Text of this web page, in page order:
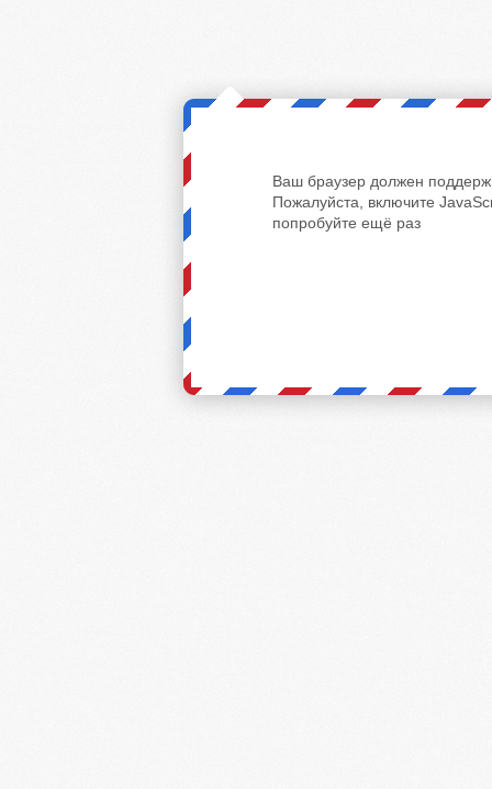
Ваш браузер должен
Пожалуйста, включите
попробуйте ещё раз